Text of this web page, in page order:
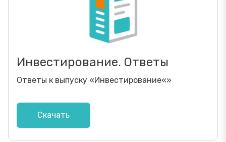
Инвестирование. Ответы
Ответы к выпуску «Инвестирование«»
Скачать